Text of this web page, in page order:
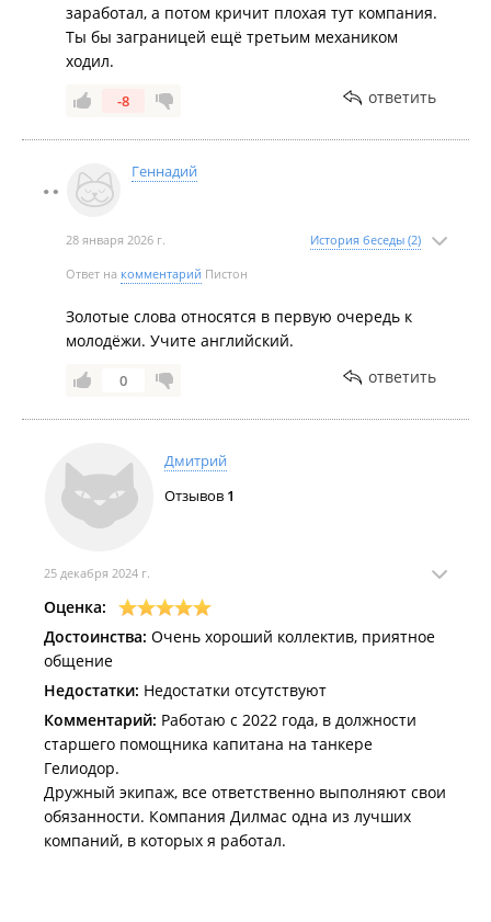
заработал, а потом кричит плохая тут компания.
Ты бы заграницей ещё третьим механиком
ходил.
-8 ответить
Геннадий
28 января 2026 г. История беседы (2)
Ответ на комментарий Пистон
Золотые слова относятся в первую очередь к
молодёжи. Учите английский.
0 ответить
Дмитрий
Отзывов 1
25 декабря 2024 г.
Оценка:
Достоинства: Очень хороший коллектив, приятное
общение
Недостатки: Недостатки отсутствуют
Комментарий: Работаю с 2022 года, в должности
старшего помощника капитана на танкере
Гелиодор.
Дружный экипаж, все ответственно выполняют свои
обязанности. Компания Дилмас одна из лучших
компаний, в которых я работал.